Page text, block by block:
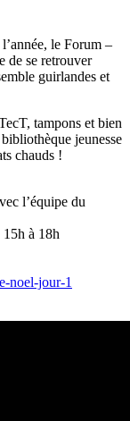
le Forum –
de se retrouver
guirlandes et
tampons et bien
jeunesse
chauds !
l’équipe du
à 18h
noel-jour-1